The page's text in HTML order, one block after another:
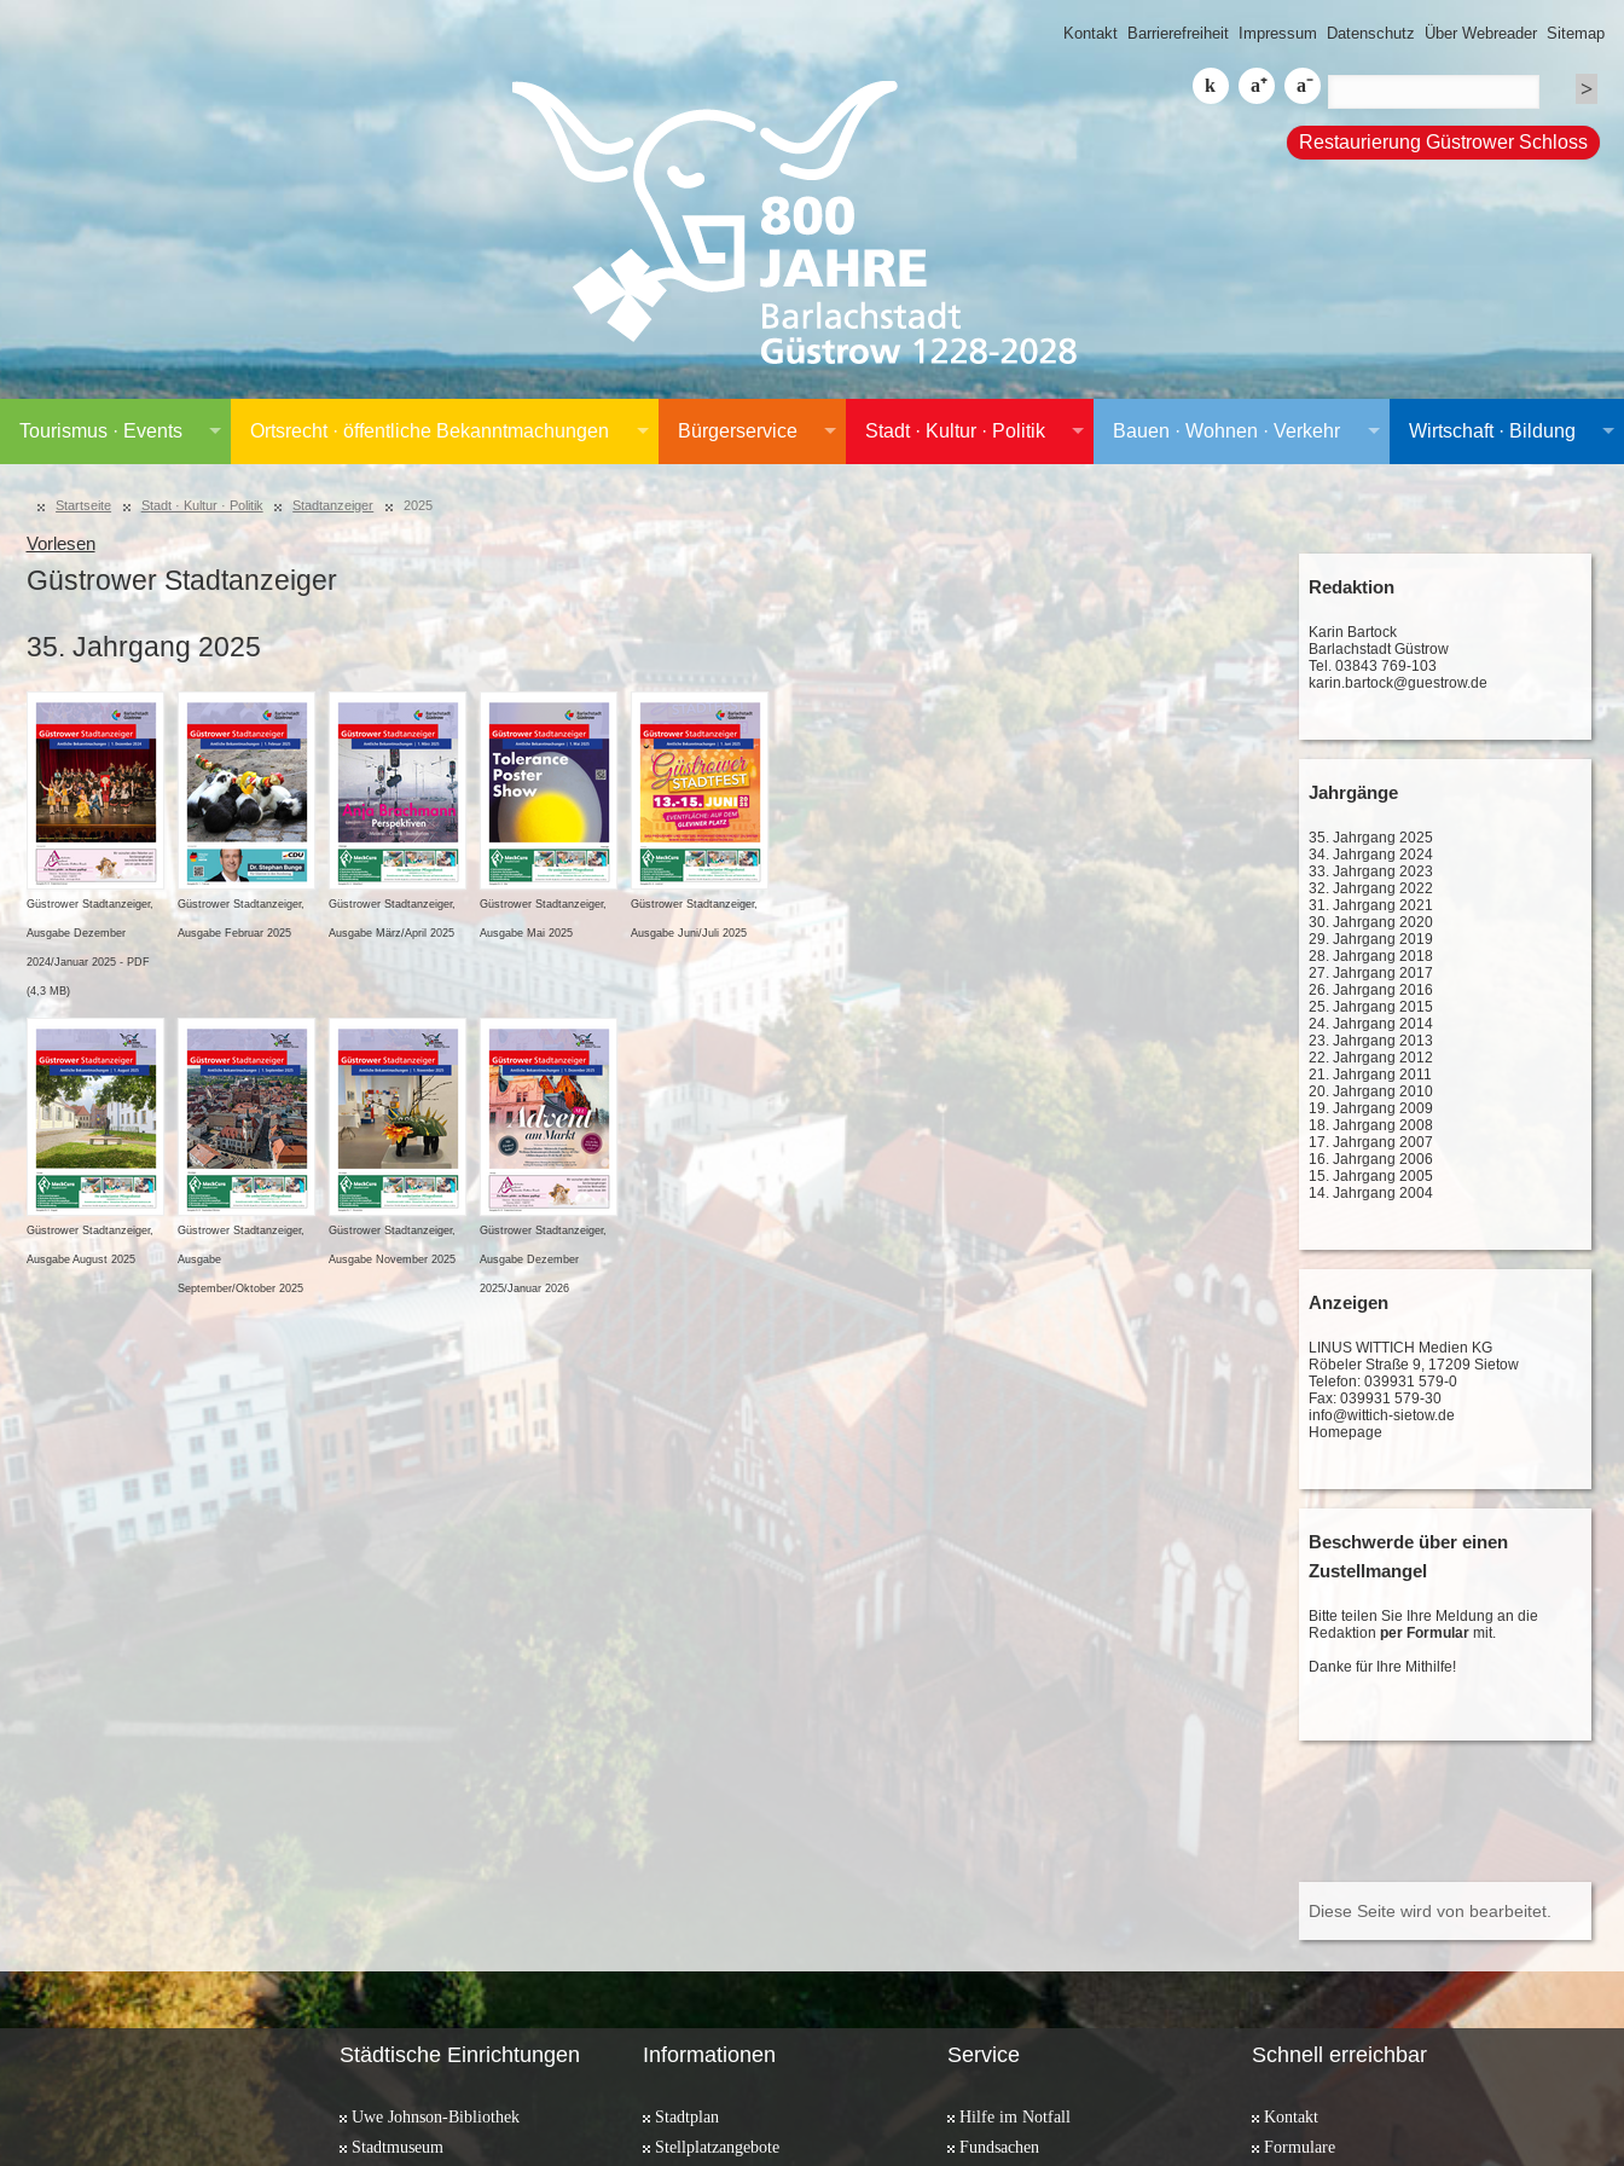
Kontakt Barrierefreiheit Impressum Datenschutz Über Webreader Sitemap
Restaurierung Güstrower Schloss
Tourismus · Events Ortsrecht · öffentliche Bekanntmachungen Bürgerservice Stadt · Kultur · Politik Bauen · Wohnen · Verkehr Wirtschaft · Bildung
Startseite Stadt · Kultur · Politik Stadtanzeiger 2025
Vorlesen
Güstrower Stadtanzeiger
35. Jahrgang 2025
Güstrower Stadtanzeiger,
Ausgabe Dezember
2024/Januar 2025 - PDF
(4,3 MB)
Güstrower Stadtanzeiger,
Ausgabe Februar 2025
Güstrower Stadtanzeiger,
Ausgabe März/April 2025
Güstrower Stadtanzeiger,
Ausgabe Mai 2025
Güstrower Stadtanzeiger,
Ausgabe Juni/Juli 2025
Güstrower Stadtanzeiger,
Ausgabe August 2025
Güstrower Stadtanzeiger,
Ausgabe
September/Oktober 2025
Güstrower Stadtanzeiger,
Ausgabe November 2025
Güstrower Stadtanzeiger,
Ausgabe Dezember
2025/Januar 2026
Redaktion
Karin Bartock
Barlachstadt Güstrow
Tel. 03843 769-103
karin.bartock@guestrow.de
Jahrgänge
35. Jahrgang 2025
34. Jahrgang 2024
33. Jahrgang 2023
32. Jahrgang 2022
31. Jahrgang 2021
30. Jahrgang 2020
29. Jahrgang 2019
28. Jahrgang 2018
27. Jahrgang 2017
26. Jahrgang 2016
25. Jahrgang 2015
24. Jahrgang 2014
23. Jahrgang 2013
22. Jahrgang 2012
21. Jahrgang 2011
20. Jahrgang 2010
19. Jahrgang 2009
18. Jahrgang 2008
17. Jahrgang 2007
16. Jahrgang 2006
15. Jahrgang 2005
14. Jahrgang 2004
Anzeigen
LINUS WITTICH Medien KG
Röbeler Straße 9, 17209 Sietow
Telefon: 039931 579-0
Fax: 039931 579-30
info@wittich-sietow.de
Homepage
Beschwerde über einen
Zustellmangel
Bitte teilen Sie Ihre Meldung an die
Redaktionper Formular mit.
Danke für Ihre Mithilfe!
Diese Seite wird von bearbeitet.
Städtische Einrichtungen
Uwe Johnson-Bibliothek
Stadtmuseum
Informationen
Stadtplan
Stellplatzangebote
Service
Hilfe im Notfall
Fundsachen
Schnell erreichbar
Kontakt
Formulare